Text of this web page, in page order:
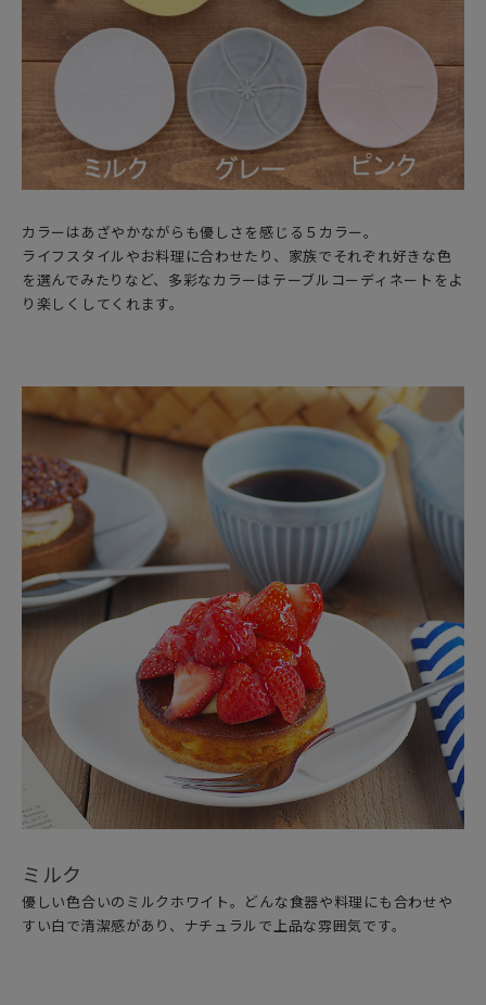
カラーはあざやかながらも優しさを感じる５カラー。
ライフスタイルやお料理に合わせたり、家族でそれぞれ好きな色
を選んでみたりなど、多彩なカラーはテーブルコーディネートをよ
り楽しくしてくれます。
ミルク
優しい色合いのミルクホワイト。どんな食器や料理にも合わせや
すい白で清潔感があり、ナチュラルで上品な雰囲気です。